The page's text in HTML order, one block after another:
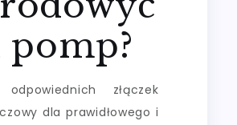
pomp?
odpowiednich złączek
dla prawidłowego i